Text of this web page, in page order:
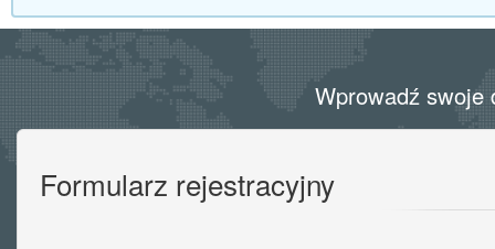
Wprowadź swoje
Formularz rejestracyjny